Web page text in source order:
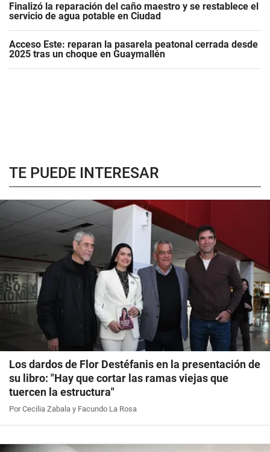
Finalizó la reparación del caño maestro y se restablece el
servicio de agua potable en Ciudad
Acceso Este: reparan la pasarela peatonal cerrada desde
2025 tras un choque en Guaymallén
TE PUEDE INTERESAR
Los dardos de Flor Destéfanis en la presentación de
su libro: "Hay que cortar las ramas viejas que
tuercen la estructura"
Por Cecilia Zabala y Facundo La Rosa